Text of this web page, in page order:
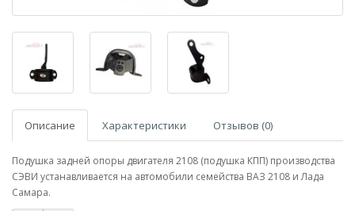
Описание Характеристики Отзывов (0)
Подушка задней опоры двигателя 2108 (подушка КПП) производства
СЭВИ устанавливается на автомобили семейства ВАЗ 2108 и Лада
Самара.